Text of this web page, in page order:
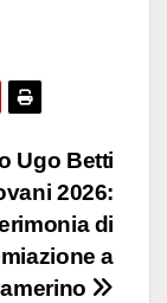
Ugo Betti
2026:
di
a